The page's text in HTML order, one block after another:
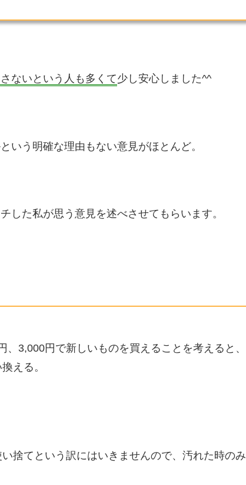
ないという人も多くて少し安心しました^^
いう明確な理由もない意見がほとんど。
した私が思う意見を述べさせてもらいます。
3,000円で新しいものを買えることを考えると、
える。
捨てという訳にはいきませんので、汚れた時のみ